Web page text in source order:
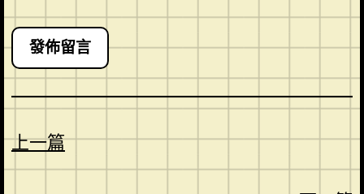
上一篇